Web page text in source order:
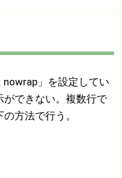
nowrap」を設定してい
ができない。複数行で
方法で行う。